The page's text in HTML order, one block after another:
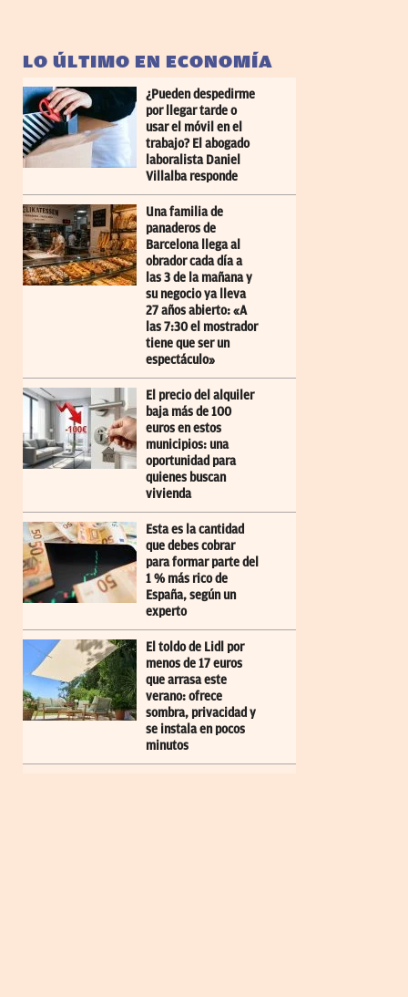
LO ÚLTIMO EN ECONOMÍA
¿Pueden despedirme
por llegar tarde o
usar el móvil en el
trabajo? El abogado
laboralista Daniel
Villalba responde
Una familia de
panaderos de
Barcelona llega al
obrador cada día a
las 3 de la mañana y
su negocio ya lleva
27 años abierto: «A
las 7:30 el mostrador
tiene que ser un
espectáculo»
El precio del alquiler
baja más de 100
euros en estos
municipios: una
oportunidad para
quienes buscan
vivienda
Esta es la cantidad
que debes cobrar
para formar parte del
1 % más rico de
España, según un
experto
El toldo de Lidl por
menos de 17 euros
que arrasa este
verano: ofrece
sombra, privacidad y
se instala en pocos
minutos